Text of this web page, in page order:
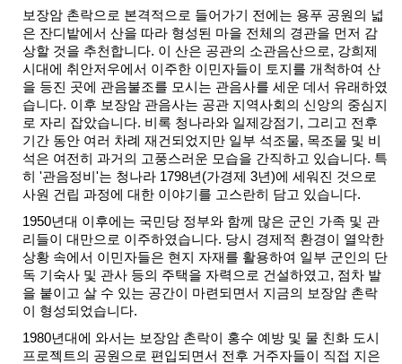
臺
北
藝
文
空
間
歷
年
文
化
節
慶
廉
政
專
區
보장암 촌락으로 본격적으로 들어가기 전에는 용푸 공원의 넓
은 잔디밭에서 산을 따라 형성된 마을 전체의 경관을 먼저 감
상할 것을 추천합니다. 이 산은 공관의 소관음산으로, 강희제
시대에 취안저우에서 이주한 이민자들이 토지를 개척하여 산
을 등진 곳에 관음불조를 모시는 관음사를 세운 데서 유래하였
습니다. 이후 보장암 관음사는 공관 지역사회의 신앙의 중심지
로 자리 잡았습니다. 비록 청나라와 일제강점기, 그리고 전후
기간 동안 여러 차례 재건되었지만 일부 석조물, 목조물 및 비
석은 여전히 과거의 고풍스러운 모습을 간직하고 있습니다. 특
히 '관음정비'는 청나라 1798년(가경제 3년)에 세워진 것으로
사원 건립 과정에 대한 이야기를 고스란히 담고 있습니다.
1950년대 이후에는 국민당 정부와 함께 많은 군인 가족 및 관
리들이 대만으로 이주하였습니다. 당시 경제적 환경이 열악한
상황 속에서 이민자들은 현지 자재를 활용하여 일부 군인의 단
독 기숙사 및 관사 등의 주택을 자력으로 건설하였고, 점차 발
을 붙이고 살 수 있는 공간이 마련되면서 지금의 보장암 촌락
이 형성되었습니다.
1980년대에 와서는 보장암 촌락이 홍수 예방 및 물 친화 도시
프로젝트의 공원으로 편입되면서 전후 거주자들이 직접 지은